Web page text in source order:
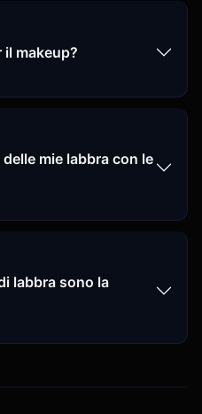
makeup?
mie labbra con le
labbra sono la